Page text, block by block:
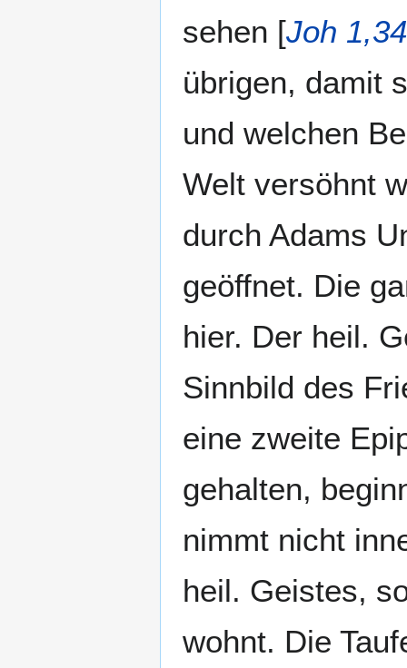
sehen [Joh 1,34
übrigen, damit
und welchen
Welt versöhnt
durch Adams
geöffnet. Die
hier. Der heil.
Sinnbild des
eine zweite
gehalten,
nimmt nicht
heil. Geistes,
wohnt. Die